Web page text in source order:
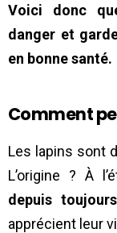
Voici donc
danger et
en bonne santé.
Comment
Les lapins sont
L’origine ? À
depuis toujours
apprécient leur